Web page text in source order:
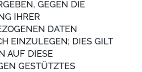
GEGEN DIE
IHRER
DATEN
EINZULEGEN; DIES GILT
AUF DIESE
GESTÜTZTES